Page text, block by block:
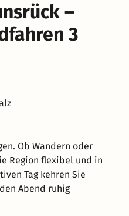
–
3
Ob Wandern oder
Region flexibel und in
Tag kehren Sie
Abend ruhig